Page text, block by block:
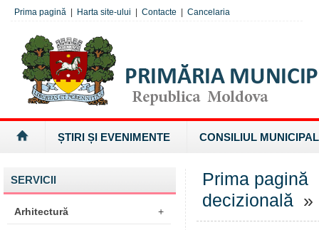
Prima pagină Harta site-ului Contacte Cancelaria
ȘTIRI ȘI EVENIMENTE CONSILIUL MUNICIPAL
SERVICII
Arhitectură +
Prima pagină
decizională »